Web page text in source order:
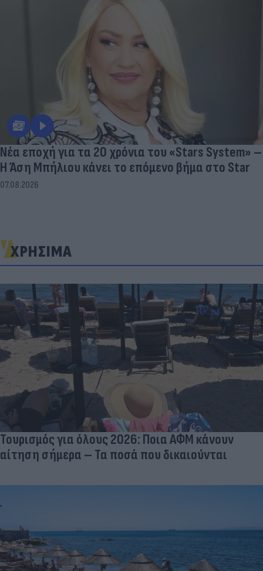
Νέα εποχή για τα 20 χρόνια του «Stars System» –
Η Άση Μπήλιου κάνει το επόμενο βήμα στο Star
07.08.2026
ΧΡΗΣΙΜΑ
Τουρισμός για όλους 2026: Ποια ΑΦΜ κάνουν
αίτηση σήμερα – Τα ποσά που δικαιούνται